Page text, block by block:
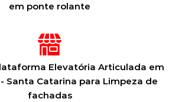
em ponte rolante
Elevatória Articulada em
Santa Catarina para Limpeza de
fachadas